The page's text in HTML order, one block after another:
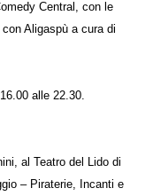
Central, con le
Aligaspù a cura di
alle 22.30.
al Teatro del Lido di
– Piraterie, Incanti e